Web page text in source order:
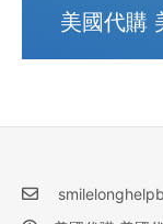
美國代購